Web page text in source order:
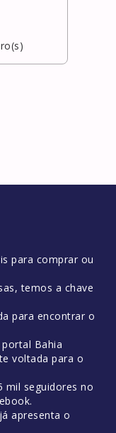
para comprar ou
temos a chave
para encontrar o
Bahia
voltada para o
mil seguidores no
apresenta o